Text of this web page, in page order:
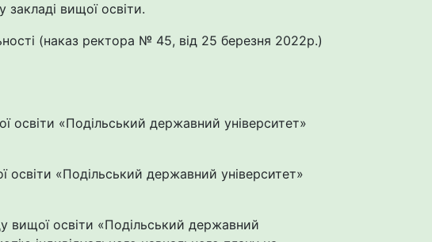
вищої освіти.
(наказ ректора № 45, від 25 березня 2022р.)
освіти «Подільський державний університет»
освіти «Подільський державний університет»
вищої освіти «Подільський державний